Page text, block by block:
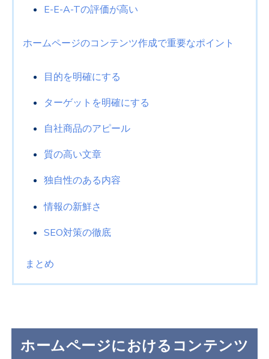
E-E-A-Tの評価が高い
ホームページのコンテンツ作成で重要なポイント
目的を明確にする
ターゲットを明確にする
自社商品のアピール
質の高い文章
独自性のある内容
情報の新鮮さ
SEO対策の徹底
まとめ
ホームページにおけるコンテンツ